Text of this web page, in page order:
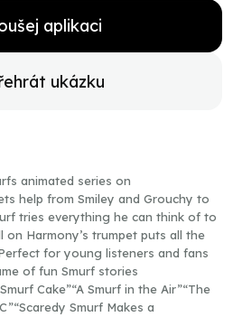
aplikaci
ukázku
animated series on
help from Smiley and Grouchy to
tries everything he can think of to
on Harmony’s trumpet puts all the
for young listeners and fans
of fun Smurf stories
Cake”“A Smurf in the Air”“The
Smurf Makes a